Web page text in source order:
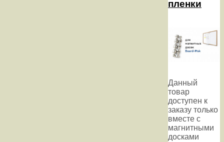
пленки
Данный
товар
доступен к
заказу только
вместе с
магнитными
досками